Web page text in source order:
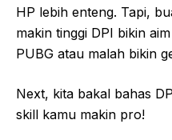
HP lebih enteng. Tapi,
makin tinggi DPI bikin
PUBG atau malah bikin
Next, kita bakal bahas
skill kamu makin pro!